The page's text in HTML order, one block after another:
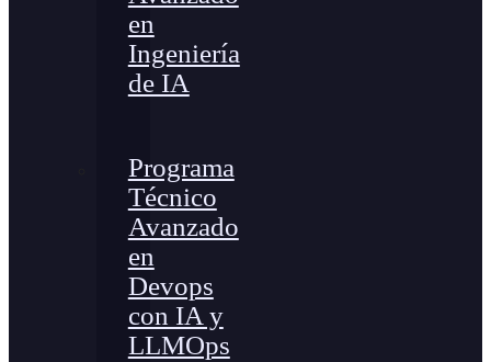
en
Ingeniería
de IA
Programa
Técnico
Avanzado
en
Devops
con IA y
LLMOps